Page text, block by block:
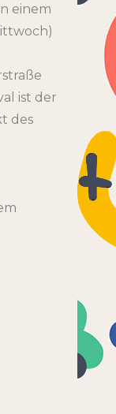
einem
ist der
des